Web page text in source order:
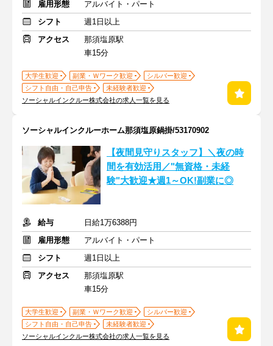
雇用形態
アルバイト・パート
シフト
週1日以上
アクセス
那須塩原駅
車15分
大学生歓迎 副業・Ｗワーク歓迎
シルバー歓迎
シフト自由・自己申告
未経験者歓迎
ソーシャルインクルー株式会社の求人一覧を見る
ソーシャルインクルーホーム那須塩原鍋掛/53170902
【夜間見守りスタッフ】＼夜の時
間を有効活用／"無資格・未経
験"大歓迎★週1～OK!副業に◎
給与
日給1万6388円
雇用形態
アルバイト・パート
シフト
週1日以上
アクセス
那須塩原駅
車15分
大学生歓迎 副業・Ｗワーク歓迎
シルバー歓迎
シフト自由・自己申告
未経験者歓迎
ソーシャルインクルー株式会社の求人一覧を見る